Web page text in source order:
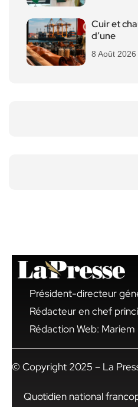
Cuir et
d’une
8 Août 2026
Président-directeur
Rédacteur en chef
Rédaction Web: Mariem
© Copyright 2025 – La
Quotidien national